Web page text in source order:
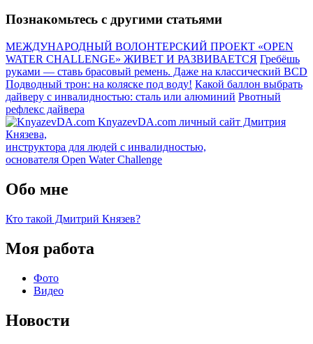
Познакомьтесь с другими статьями
МЕЖДУНАРОДНЫЙ ВОЛОНТЕРСКИЙ ПРОЕКТ «OPEN
WATER CHALLENGE» ЖИВЕТ И РАЗВИВАЕТСЯ Гребёшь
руками — ставь брасовый ремень. Даже на классический BCD
Подводный трон: на коляске под воду! Какой баллон выбрать
дайверу с инвалидностью: сталь или алюминий Рвотный
рефлекс дайвера
KnyazevDA.com личный сайт Дмитрия
Князева,
инструктора для людей с инвалидностью,
основателя Open Water Challenge
Обо мне
Кто такой Дмитрий Князев?
Моя работа
Фото
Видео
Новости